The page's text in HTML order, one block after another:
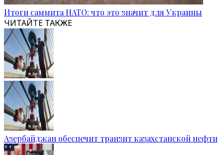
Итоги саммита НАТО: что это значит для Украины
ЧИТАЙТЕ ТАКЖЕ
Азербайджан обеспечит транзит казахстанской нефти